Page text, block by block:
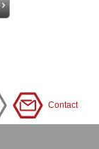
Contact